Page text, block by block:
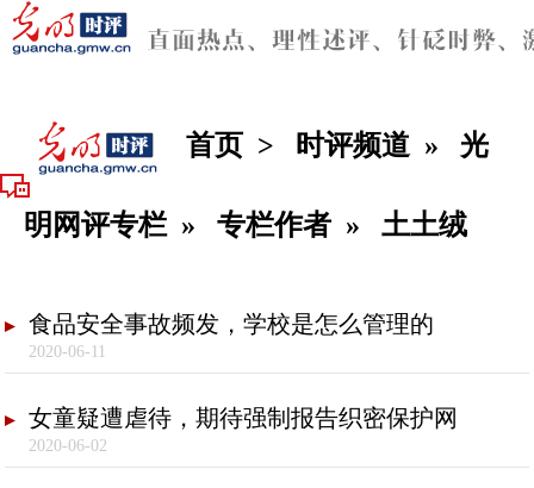
首页 > 时评频道 » 光
明网评专栏 » 专栏作者 » 土土绒
食品安全事故频发，学校是怎么管理的
2020-06-11
女童疑遭虐待，期待强制报告织密保护网
2020-06-02